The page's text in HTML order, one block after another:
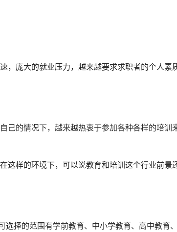
，庞大的就业压力，越来越要求求职者的个人素
己的情况下，越来越热衷于参加各种各样的培训
这样的环境下，可以说教育和培训这个行业前景
选择的范围有学前教育、中小学教育、高中教育